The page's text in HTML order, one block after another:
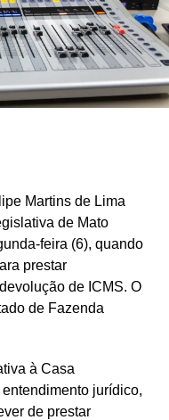
Martins de Lima
de Mato
feira (6), quando
prestar
de ICMS. O
de Fazenda
à Casa
jurídico,
de prestar